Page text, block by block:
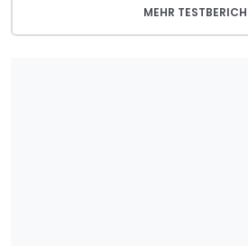
MEHR